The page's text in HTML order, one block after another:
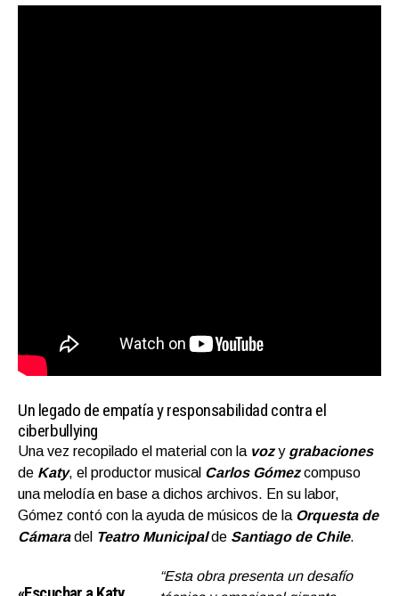
Un legado de empatía y responsabilidad contra el
ciberbullying
Una vez recopilado el material con la voz y grabaciones
de Katy, el productor musical Carlos Gómezcompuso
una melodía en base a dichos archivos. En su labor,
Gómez contó con la ayuda de músicos de la Orquesta de
Cámaradel Teatro Municipalde Santiago de Chile.
“Esta obra presenta un desafío